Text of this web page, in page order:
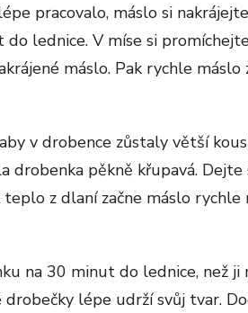
pracovalo, máslo si
do lednice. V míse si
máslo. Pak rychle máslo
v drobence zůstaly větší
drobenka pěkně křupavá.
z dlaní začne máslo
na 30 minut do lednice, než ji
lépe udrží svůj tvar.